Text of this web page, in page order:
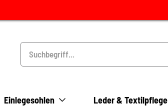
Einlegesohlen Leder & Textilpflege